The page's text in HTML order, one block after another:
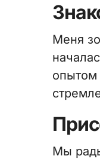
Меня
опытом
Мы